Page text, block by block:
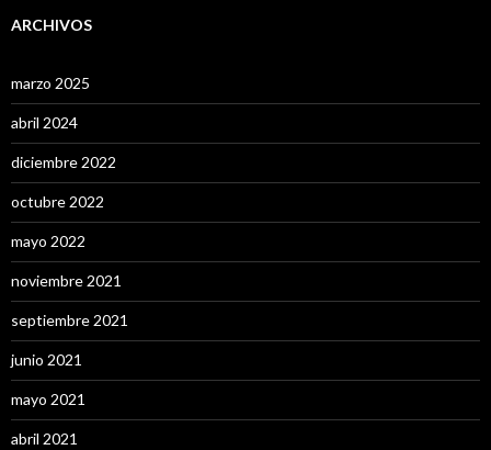
ARCHIVOS
marzo 2025
abril 2024
diciembre 2022
octubre 2022
mayo 2022
noviembre 2021
septiembre 2021
junio 2021
mayo 2021
abril 2021